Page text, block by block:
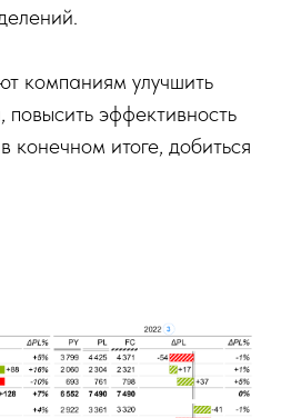
компаниям улучшить
эффективность
конечном итоге, добиться